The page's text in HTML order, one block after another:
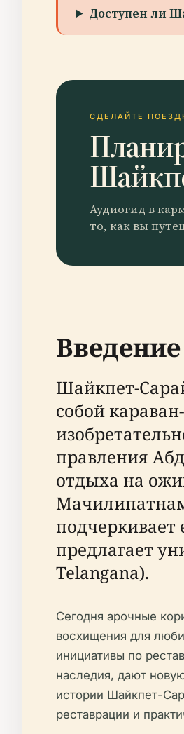
Доступен ли
СДЕЛАЙТЕ
Аудиогид в
то, как вы
Введение
Шайкпет-
собой
правления
отдыха на
подчеркивает
предлагает
Telangana).
Сегодня арочные
восхищения для
инициативы по
наследия, дают
истории Шайкпет-
реставрации и